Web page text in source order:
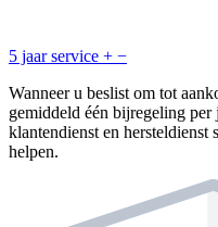
5 jaar service + −
Wanneer u beslist om tot
gemiddeld één bijregeling
klantendienst en
helpen.